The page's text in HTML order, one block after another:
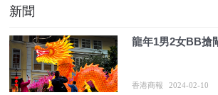
新聞
龍年1男2女BB搶
香港商報 2024-02-10